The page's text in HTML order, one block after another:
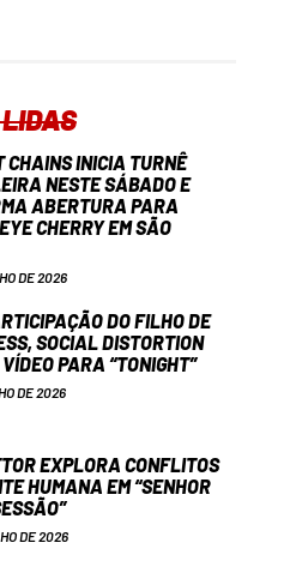
CHAINS INICIA TURNÊ
NESTE SÁBADO E
ABERTURA PARA
CHERRY EM SÃO
DE 2026
DO FILHO DE
SOCIAL DISTORTION
PARA “TONIGHT”
DE 2026
EXPLORA CONFLITOS
HUMANA EM “SENHOR
DE 2026